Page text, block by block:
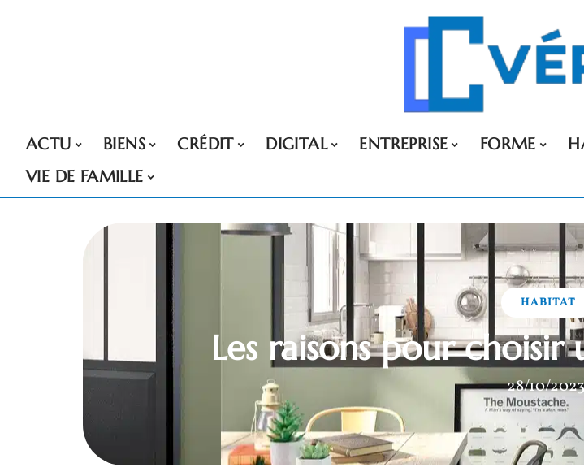
ACTU BIENS CRÉDIT DIGITAL ENTREPRISE FORME
VIE DE FAMILLE
HABITAT
Les raisons pour
28/10/2023